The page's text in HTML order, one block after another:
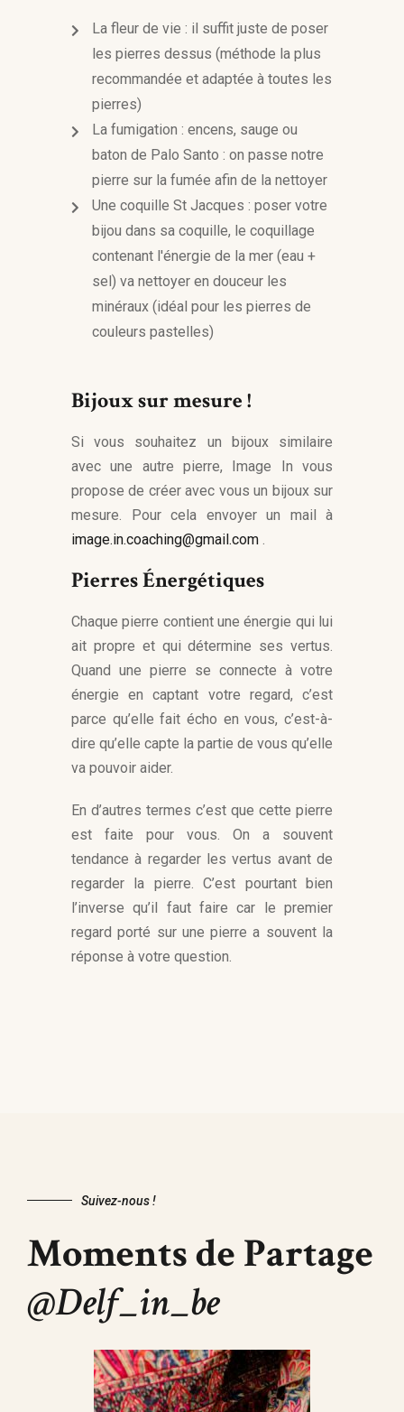
La fleur de vie : il suffit juste de poser
les pierres dessus (méthode la plus
recommandée et adaptée à toutes les
pierres)
La fumigation : encens, sauge ou
baton de Palo Santo : on passe notre
pierre sur la fumée afin de la nettoyer
Une coquille St Jacques : poser votre
bijou dans sa coquille, le coquillage
contenant l'énergie de la mer (eau +
sel) va nettoyer en douceur les
minéraux (idéal pour les pierres de
couleurs pastelles)
Bijoux sur mesure !
Si vous souhaitez un bijoux similaire
avec une autre pierre, Image In vous
propose de créer avec vous un bijoux sur
mesure. Pour cela envoyer un mail à
image.in.coaching@gmail.com .
Pierres Énergétiques
Chaque pierre contient une énergie qui lui
ait propre et qui détermine ses vertus.
Quand une pierre se connecte à votre
énergie en captant votre regard, c’est
parce qu’elle fait écho en vous, c’est-à-
dire qu’elle capte la partie de vous qu’elle
va pouvoir aider.
En d’autres termes c’est que cette pierre
est faite pour vous. On a souvent
tendance à regarder les vertus avant de
regarder la pierre. C’est pourtant bien
l’inverse qu’il faut faire car le premier
regard porté sur une pierre a souvent la
réponse à votre question.
Suivez-nous !
Moments de Partage
@Delf_in_be